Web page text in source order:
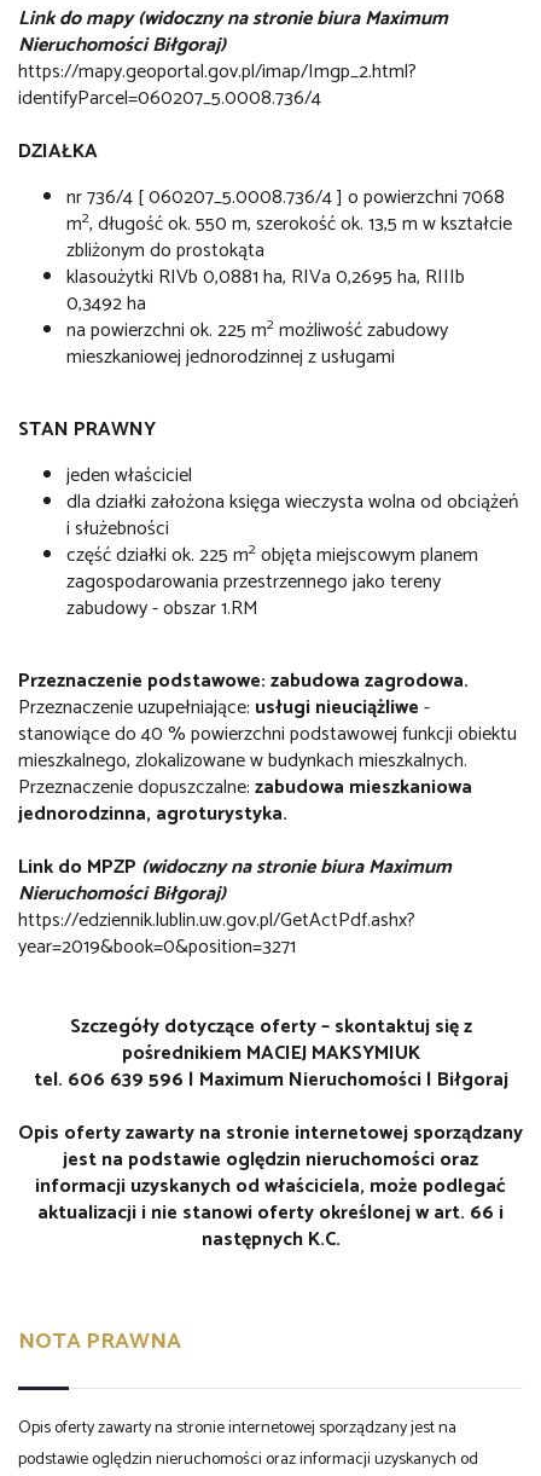
Link do mapy (widoczny na stronie biura Maximum
Nieruchomości Biłgoraj)
https://mapy.geoportal.gov.pl/imap/Imgp_2.html?
identifyParcel=060207_5.0008.736/4
DZIAŁKA
nr 736/4 [ 060207_5.0008.736/4 ] o powierzchni 7068
m2, długość ok. 550 m, szerokość ok. 13,5 m w kształcie
zbliżonym do prostokąta
klasoużytki RIVb 0,0881 ha, RIVa 0,2695 ha, RIIIb
0,3492 ha
na powierzchni ok. 225 m2 możliwość zabudowy
mieszkaniowej jednorodzinnej z usługami
STAN PRAWNY
jeden właściciel
dla działki założona księga wieczysta wolna od obciążeń
i służebności
część działki ok. 225 m2 objęta miejscowym planem
zagospodarowania przestrzennego jako tereny
zabudowy - obszar 1.RM
Przeznaczenie podstawowe: zabudowa zagrodowa.
Przeznaczenie uzupełniające: usługi nieuciążliwe-
stanowiące do 40 % powierzchni podstawowej funkcji obiektu
mieszkalnego, zlokalizowane w budynkach mieszkalnych.
Przeznaczenie dopuszczalne:zabudowa mieszkaniowa
jednorodzinna, agroturystyka.
Link do MPZP (widoczny na stronie biura Maximum
Nieruchomości Biłgoraj)
https://edziennik.lublin.uw.gov.pl/GetActPdf.ashx?
year=2019&book=0&position=3271
Szczegóły dotyczące oferty – skontaktuj się z
pośrednikiem MACIEJ MAKSYMIUK
tel. 606 639 596 | Maximum Nieruchomości | Biłgoraj
Opis oferty zawarty na stronie internetowej sporządzany
jest na podstawie oględzin nieruchomości oraz
informacji uzyskanych od właściciela, może podlegać
aktualizacji i nie stanowi oferty określonej w art. 66 i
następnych K.C.
NOTA PRAWNA
Opis oferty zawarty na stronie internetowej sporządzany jest na
podstawie oględzin nieruchomości oraz informacji uzyskanych od